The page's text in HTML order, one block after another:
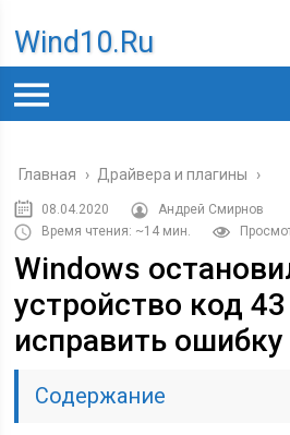
Wind10.ru
Главная › Драйвера и плагины ›
08.04.2020
Андрей Смирнов
Время чтения: ~14 мин.
Windows
устройство код
исправить ошибку
Содержание